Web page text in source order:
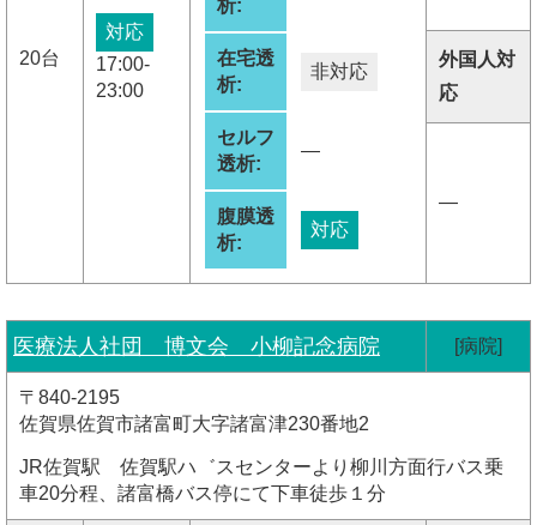
20台
対応
17:00-
23:00
析:
在宅透
析:
非対応
セルフ
透析:
―
腹膜透
析:
対応
外国人対
応
―
医療法人社団 博文会 小柳記念病院 [病院]
〒840-2195
佐賀県佐賀市諸富町大字諸富津230番地2
JR佐賀駅 佐賀駅ハ゛スセンターより柳川方面行バス乗
車20分程、諸富橋バス停にて下車徒歩１分